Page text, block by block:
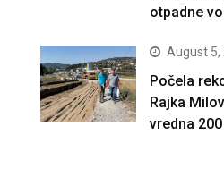
otpadne
August 5,
Počela
Rajka
vredna